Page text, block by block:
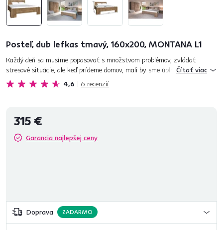
Posteľ, dub lefkas tmavý, 160x200, MONTANA L1
4,6 6 recenzií
Každý deň sa musíme popasovať s množstvom problémov, zvládať
stresové situácie, ale keď prídeme domov, mali by sme úplne vypnúť a
zahodiť všetky starosti za hlavu. K tomu nám dopomôže manželská
posteľ...
Čítať viac
315 €
Garancia najlepšej ceny
Doprava ZADARMO